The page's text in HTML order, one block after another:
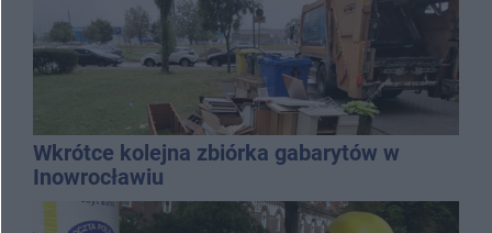
Wkrótce kolejna zbiórka gabarytów w
Inowrocławiu